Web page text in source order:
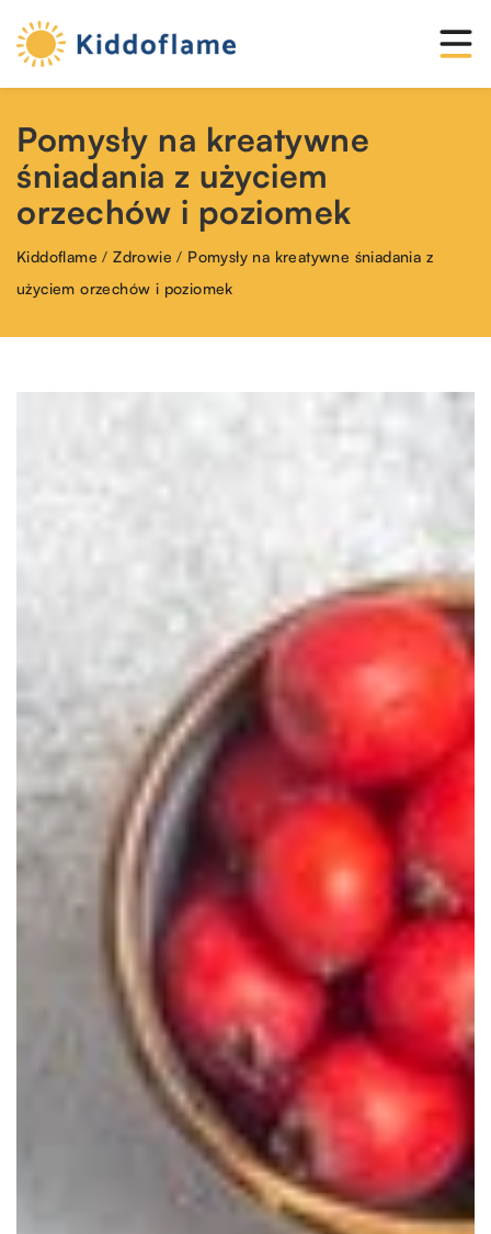
Pomysły na kreatywne
śniadania z użyciem
orzechów i poziomek
Kiddoflame /Zdrowie / Pomysły na kreatywne śniadania z
użyciem orzechów i poziomek